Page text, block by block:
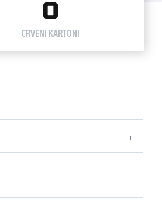
0
CRVENI KARTONI